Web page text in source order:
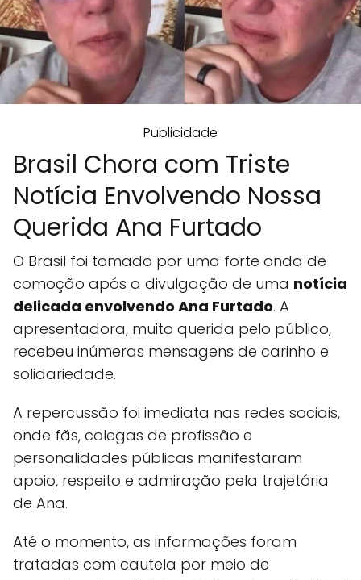
Publicidade
Brasil Chora com Triste
Notícia Envolvendo Nossa
Querida Ana Furtado
O Brasil foi tomado por uma forte onda de
comoção após a divulgação de uma notícia
delicada envolvendo Ana Furtado. A
apresentadora, muito querida pelo público,
recebeu inúmeras mensagens de carinho e
solidariedade.
A repercussão foi imediata nas redes sociais,
onde fãs, colegas de profissão e
personalidades públicas manifestaram
apoio, respeito e admiração pela trajetória
de Ana.
Até o momento, as informações foram
tratadas com cautela por meio de